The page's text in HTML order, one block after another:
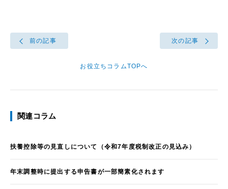
前の記事
お役立ちコラムTOPへ
次の記事
関連コラム
扶養控除等の見直しについて（令和7年度税制改正の見込み）
年末調整時に提出する申告書が一部簡素化されます